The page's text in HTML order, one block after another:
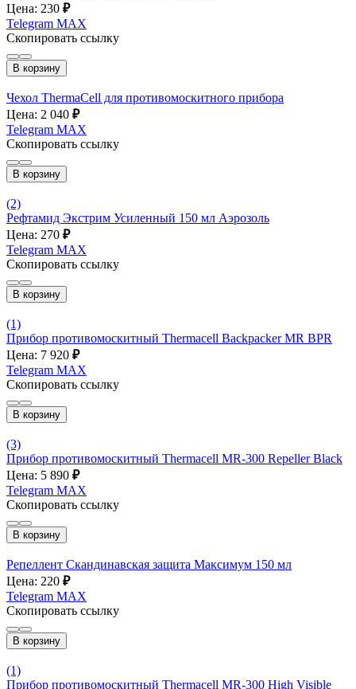
Цена: 230 ₽
Telegram MAX
Скопировать ссылку
В корзину
Чехол ThermaCell для противомоскитного прибора
Цена: 2 040 ₽
Telegram MAX
Скопировать ссылку
В корзину
(2)
Рефтамид Экстрим Усиленный 150 мл Аэрозоль
Цена: 270 ₽
Telegram MAX
Скопировать ссылку
В корзину
(1)
Прибор противомоскитный Thermacell Backpacker MR BPR
Цена: 7 920 ₽
Telegram MAX
Скопировать ссылку
В корзину
(3)
Прибор противомоскитный Thermacell MR-300 Repeller Black
Цена: 5 890 ₽
Telegram MAX
Скопировать ссылку
В корзину
Репеллент Скандинавская защита Максимум 150 мл
Цена: 220 ₽
Telegram MAX
Скопировать ссылку
В корзину
(1)
Прибор противомоскитный Thermacell MR-300 High Visible